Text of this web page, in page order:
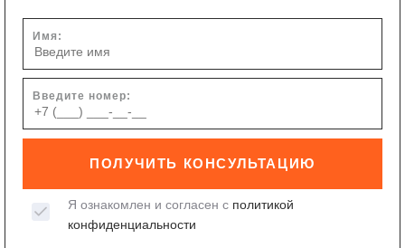
Имя:
Введите номер:
ПОЛУЧИТЬ КОНСУЛЬТАЦИЮ
Я ознакомлен и согласен с политикой
конфиденциальности